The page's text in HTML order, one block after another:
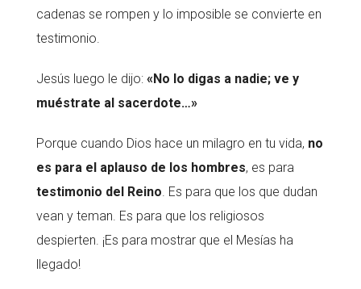
cadenas se rompen y lo imposible se convierte en
testimonio.
Jesús luego le dijo: «No lo digas a nadie; ve y
muéstrate al sacerdote…»
Porque cuando Dios hace un milagro en tu vida, no
es para el aplauso de los hombres, es para
testimonio del Reino. Es para que los que dudan
vean y teman. Es para que los religiosos
despierten. ¡Es para mostrar que el Mesías ha
llegado!